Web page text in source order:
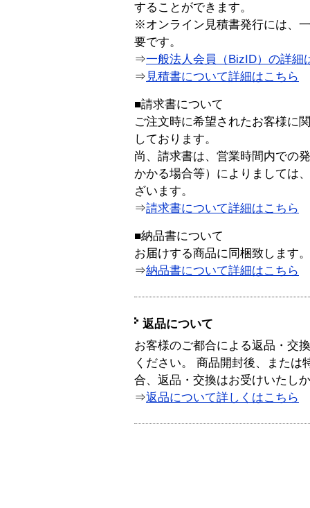
することができます。
※オンライン見積書発行には、
要です。
⇒一般法人会員（BizID）の詳細
⇒ 見積書について詳細はこちら
■請求書について
ご注文時に希望されたお客様に
しております。
尚、請求書は、営業時間内での
かかる場合等）によりましては
ざいます。
⇒請求書について詳細はこちら
■納品書について
お届けする商品に同梱致します。
⇒納品書について詳細はこちら
返品について
お客様のご都合による返品・交
ください。 商品開封後、または
合、返品・交換はお受けいたし
⇒返品について詳しくはこちら